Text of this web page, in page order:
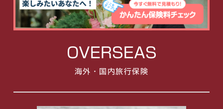
OVERSEAS
海外・国内旅行保険